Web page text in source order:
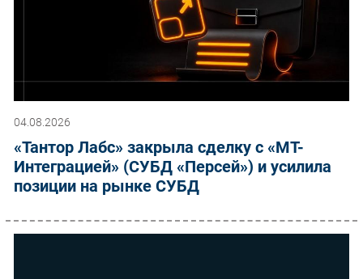
04.08.2026
«Тантор Лабс» закрыла сделку с «МТ-
Интеграцией» (СУБД «Персей») и усилила
позиции на рынке СУБД